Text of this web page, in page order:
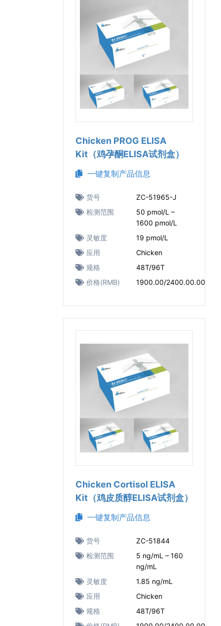
Chicken PROG ELISA
Kit（鸡孕酮ELISA试剂盒）
一键复制产品信息
货号
ZC-51965-J
检测范围
50 pmol/L –
1600 pmol/L
灵敏度
19 pmol/L
应用
Chicken
规格
48T/96T
价格(RMB)
1900.00/2400.00.00
Chicken Cortisol ELISA
Kit（鸡皮质醇ELISA试剂盒）
一键复制产品信息
货号
ZC-51844
检测范围
5 ng/mL – 160
ng/mL
灵敏度
1.85 ng/mL
应用
Chicken
规格
48T/96T